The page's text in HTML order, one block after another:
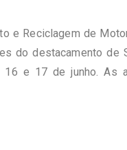
e Reciclagem de
do destacamento de
e 17 de junho. As